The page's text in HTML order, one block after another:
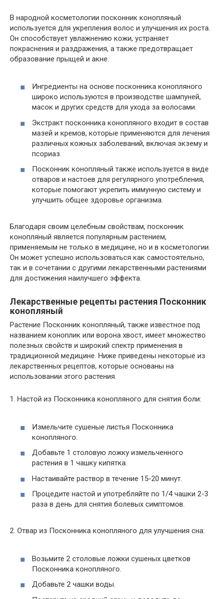
В народной косметологии посконник конопляный
используется для укрепления волос и улучшения их роста.
Он способствует увлажнению кожи, устраняет
покраснения и раздражения, а также предотвращает
образование прыщей и акне.
Ингредиенты на основе посконника конопляного
широко используются в производстве шампуней,
масок и других средств для ухода за волосами.
Экстракт посконника конопляного входит в состав
мазей и кремов, которые применяются для лечения
различных кожных заболеваний, включая экзему и
псориаз.
Посконник конопляный также используется в виде
отваров и настоев для регулярного употребления,
которые помогают укрепить иммунную систему и
улучшить общее здоровье организма.
Благодаря своим целебным свойствам, посконник
конопляный является популярным растением,
применяемым не только в медицине, но и в косметологии.
Он может успешно использоваться как самостоятельно,
так и в сочетании с другими лекарственными растениями
для достижения наилучшего эффекта.
Лекарственные рецепты растения Посконник
конопляный
Растение Посконник конопляный, также известное под
названием коноплик или ворона хвост, имеет множество
полезных свойств и широкий спектр применения в
традиционной медицине. Ниже приведены некоторые из
лекарственных рецептов, которые основаны на
использовании этого растения.
1. Настой из Посконника конопляного для снятия боли:
Измельчите сушеные листья Посконника
конопляного.
Добавьте 1 столовую ложку измельченного
растения в 1 чашку кипятка.
Настаивайте раствор в течение 15-20 минут.
Процедите настой и употребляйте по 1/4 чашки 2-3
раза в день для снятия болевых симптомов.
2. Отвар из Посконника конопляного для улучшения сна:
Возьмите 2 столовые ложки сушеных цветков
Посконника конопляного.
Добавьте 2 чашки воды.